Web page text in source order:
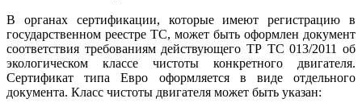
В органах сертификации, которые имеют регистрацию в
государственном реестре ТС, может быть оформлен документ
соответствия требованиям действующего ТР ТС 013/2011 об
экологическом классе чистоты конкретного двигателя.
Сертификат типа Евро оформляется в виде отдельного
документа. Класс чистоты двигателя может быть указан: